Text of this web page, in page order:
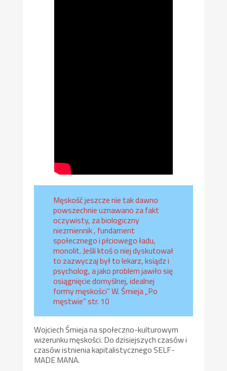
Męskość jeszcze nie tak dawno
powszechnie uznawano za fakt
oczywisty, za biologiczny
niezmiennik , fundament
społecznego i płciowego ładu,
monolit. Jeśli ktoś o niej dyskutował
to zazwyczaj był to lekarz, ksiądz i
psycholog, a jako problem jawiło się
osiągnięcie domyślnej, idealnej
formy męskości” W. Śmieja „Po
męstwie” str. 10
Wojciech Śmieja na społeczno-kulturowym
wizerunku męskości. Do dzisiejszych czasów i
czasów istnienia kapitalistycznego SELF-
MADE MANA.